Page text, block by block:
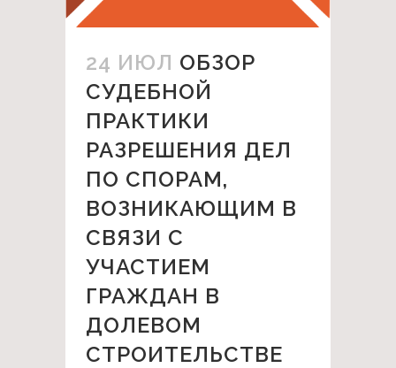
24 ИЮЛ ОБЗОР
СУДЕБНОЙ
ПРАКТИКИ
РАЗРЕШЕНИЯ ДЕЛ
ПО СПОРАМ,
ВОЗНИКАЮЩИМ В
СВЯЗИ С
УЧАСТИЕМ
ГРАЖДАН В
ДОЛЕВОМ
СТРОИТЕЛЬСТВЕ